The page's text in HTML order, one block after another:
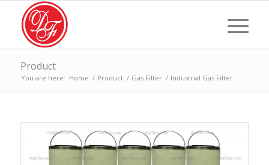
Product
You are here: Home / Product / Gas Filter / Industrial Gas Filter